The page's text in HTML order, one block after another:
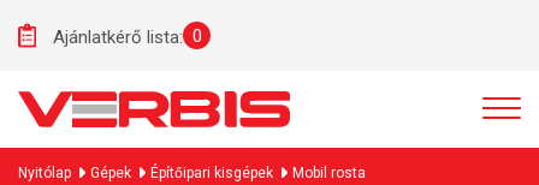
Ajánlatkérő lista: 0
Nyitólap Gépek Építőipari kisgépek Mobil rosta